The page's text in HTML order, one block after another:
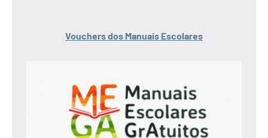
Vouchers dos Manuais Escolares